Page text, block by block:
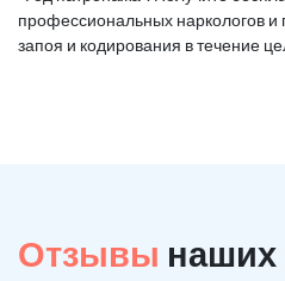
профессиональных наркологов и
запоя и кодирования в течение
Отзывы наших